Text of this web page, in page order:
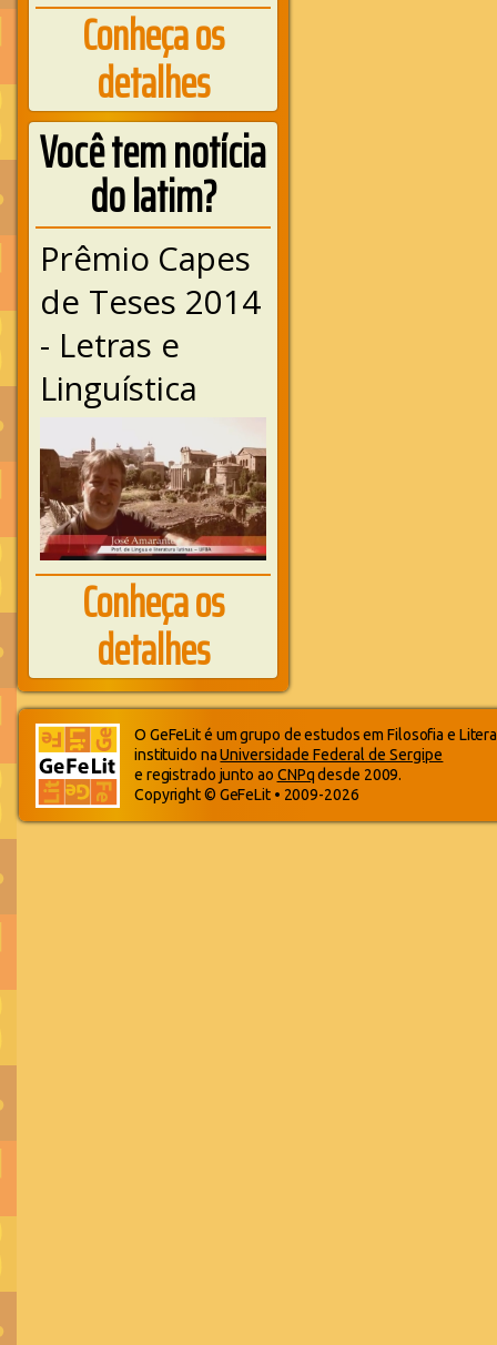
Conheça os
detalhes
Você tem notícia
do latim?
Prêmio Capes
de Teses 2014
- Letras e
Linguística
Conheça os
detalhes
O GeFeLit é um grupo de estudos em Filosofia e
instituido naUniversidade Federal de Sergipe
e registrado junto ao CNPqdesde 2009.
Copyright © GeFeLit • 2009-2026